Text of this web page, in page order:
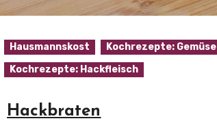
Hausmannskost
Kochrezepte: Gemüse
Kochrezepte: Hackfleisch
Hackbraten